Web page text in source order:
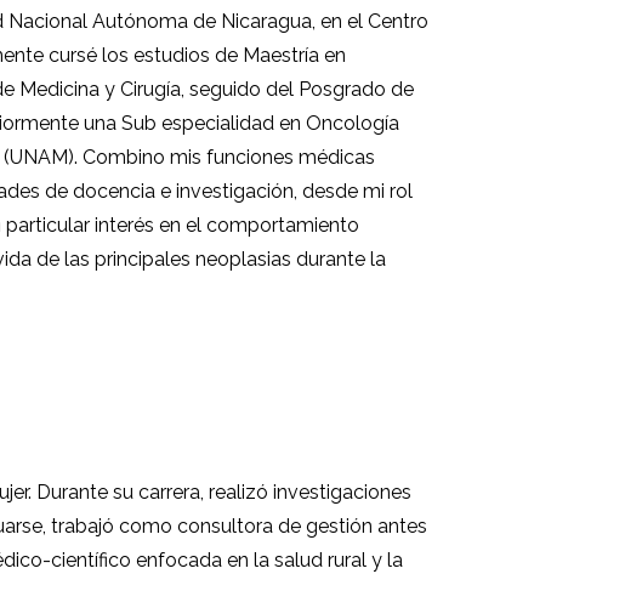
Autónoma de Nicaragua, en el Centro
cursé los estudios de Maestría en
Medicina y Cirugía, seguido del Posgrado de
una Sub especialidad en Oncología
Combino mis funciones médicas
de docencia e investigación, desde mi rol
interés en el comportamiento
de las principales neoplasias durante la
Durante su carrera, realizó investigaciones
trabajó como consultora de gestión antes
científico enfocada en la salud rural y la